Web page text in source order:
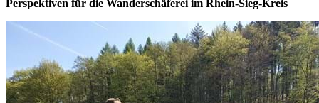
Perspektiven für die Wanderschäferei im Rhein-Sieg-Kreis